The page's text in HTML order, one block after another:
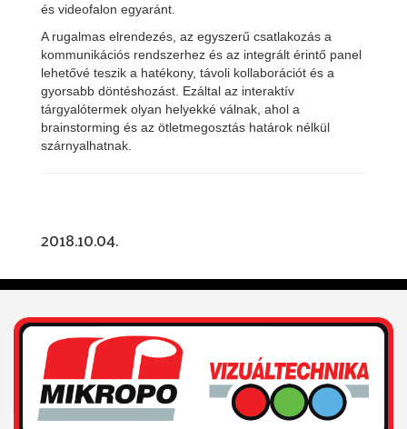
és videofalon egyaránt.
A rugalmas elrendezés, az egyszerű csatlakozás a
kommunikációs rendszerhez és az integrált érintő panel
lehetővé teszik a hatékony, távoli kollaborációt és a
gyorsabb döntéshozást. Ezáltal az interaktív
tárgyalótermek olyan helyekké válnak, ahol a
brainstorming és az ötletmegosztás határok nélkül
szárnyalhatnak.
2018.10.04.